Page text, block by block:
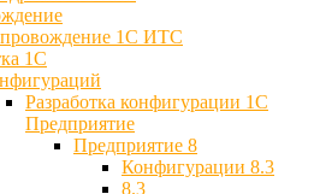
1С ИТС
1C
Разработка конфигурации 1С
Предприятие
Предприятие 8
Конфигурации 8.3
8.3